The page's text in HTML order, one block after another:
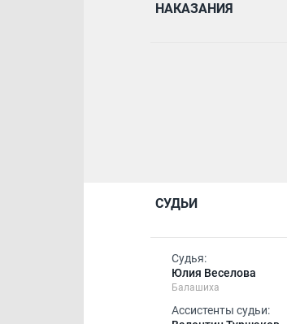
НАКАЗАНИЯ
СУДЬИ
Судья:
Юлия Веселова
Балашиха
Ассистенты судьи: